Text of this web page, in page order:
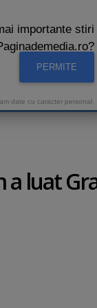
a luat
importante stiri
PERMITE
date cu caracter personal.